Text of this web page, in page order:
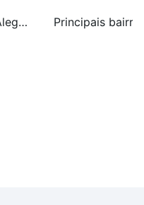
Principais bairros em Porto Alegre, RS